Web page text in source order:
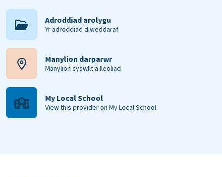
Adroddiad arolygu
Yr adroddiad diweddaraf
Manylion darparwr
Manylion cyswllt a lleoliad
My Local School
View this provider on My Local School